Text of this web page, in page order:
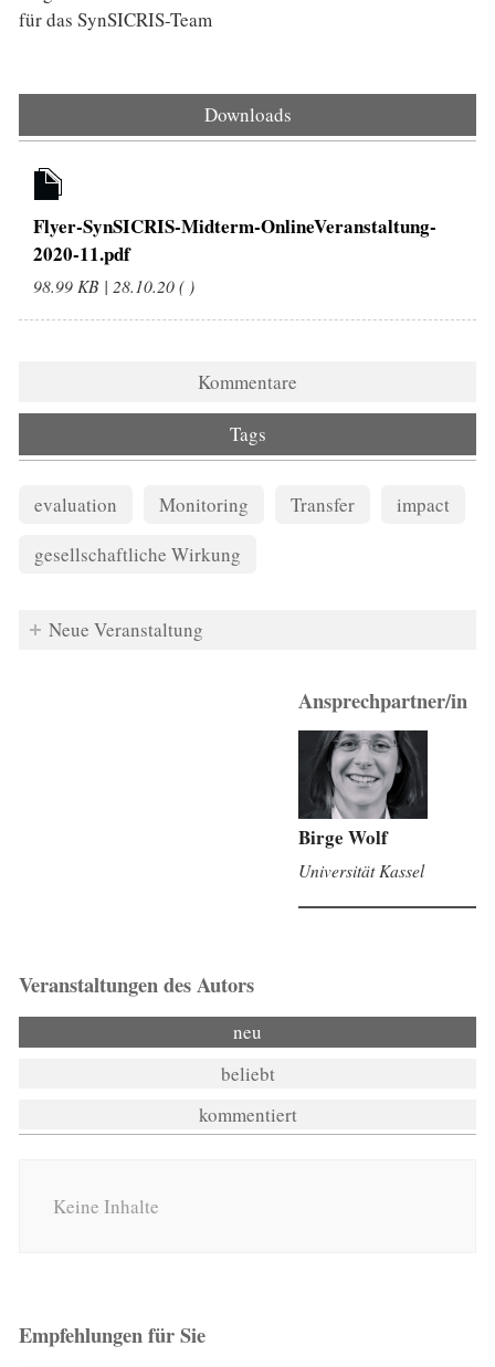
für das SynSICRIS-Team
Downloads
Flyer-SynSICRIS-Midterm-OnlineVeranstaltung-
2020-11.pdf
98.99 KB | 28.10.20 ( )
Kommentare
Tags
evaluation Monitoring Transfer
impact
gesellschaftliche Wirkung
Neue Veranstaltung
Ansprechpartner/in
Birge Wolf
Universität Kassel
Veranstaltungen des Autors
neu
beliebt
kommentiert
Keine Inhalte
Empfehlungen für Sie